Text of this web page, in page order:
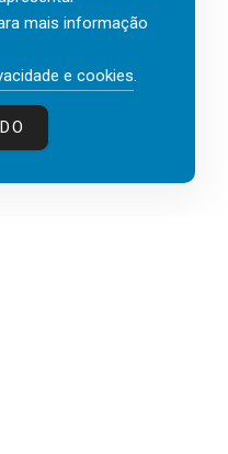
nas áreas de
e Liderança, Manuel
mais informação
e cookies.